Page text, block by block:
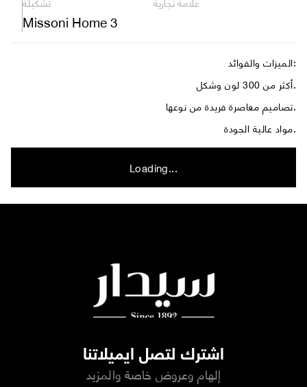
Missoni Home 3
الميزات والفوائد:
أكثر من 300 لون وشكل.
تصاميم معاصرة فريدة من نوعها.
مواد عالية الجودة.
Loading...
اشترك لتصل ايميلاتنا
إلهام وعروض خاصة والمزيد